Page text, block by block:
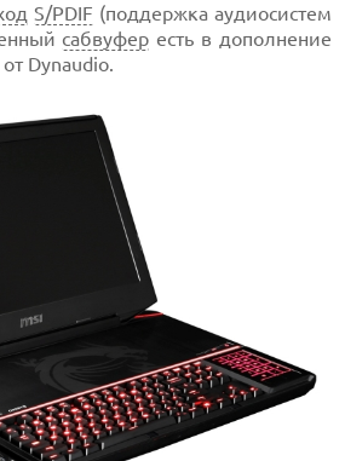
S/PDIF (поддержка аудиосистем
сабвуфер есть в дополнение
Dynaudio.